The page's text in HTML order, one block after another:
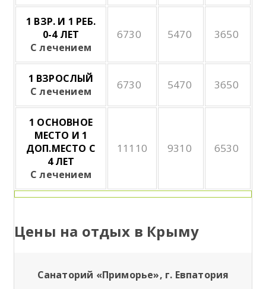
1 ВЗР. И 1 РЕБ.
0-4 ЛЕТ
С лечением
6730 5470 3650
1 ВЗРОСЛЫЙ
С лечением
6730 5470 3650
1 ОСНОВНОЕ
МЕСТО И 1
ДОП.МЕСТО С
4 ЛЕТ
С лечением
11110 9310 6530
Цены на отдых в Крыму
Санаторий «Приморье», г. Евпатория